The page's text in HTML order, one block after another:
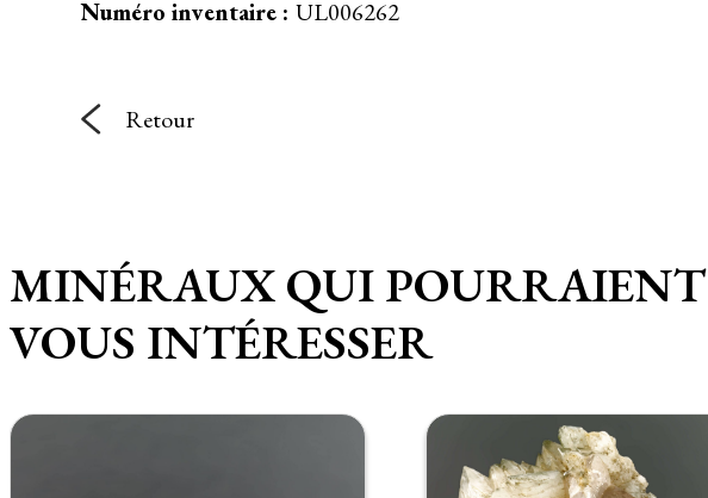
Numéro inventaire : UL006262
Retour
MINÉRAUX QUI POURRAIENT
VOUS INTÉRESSER